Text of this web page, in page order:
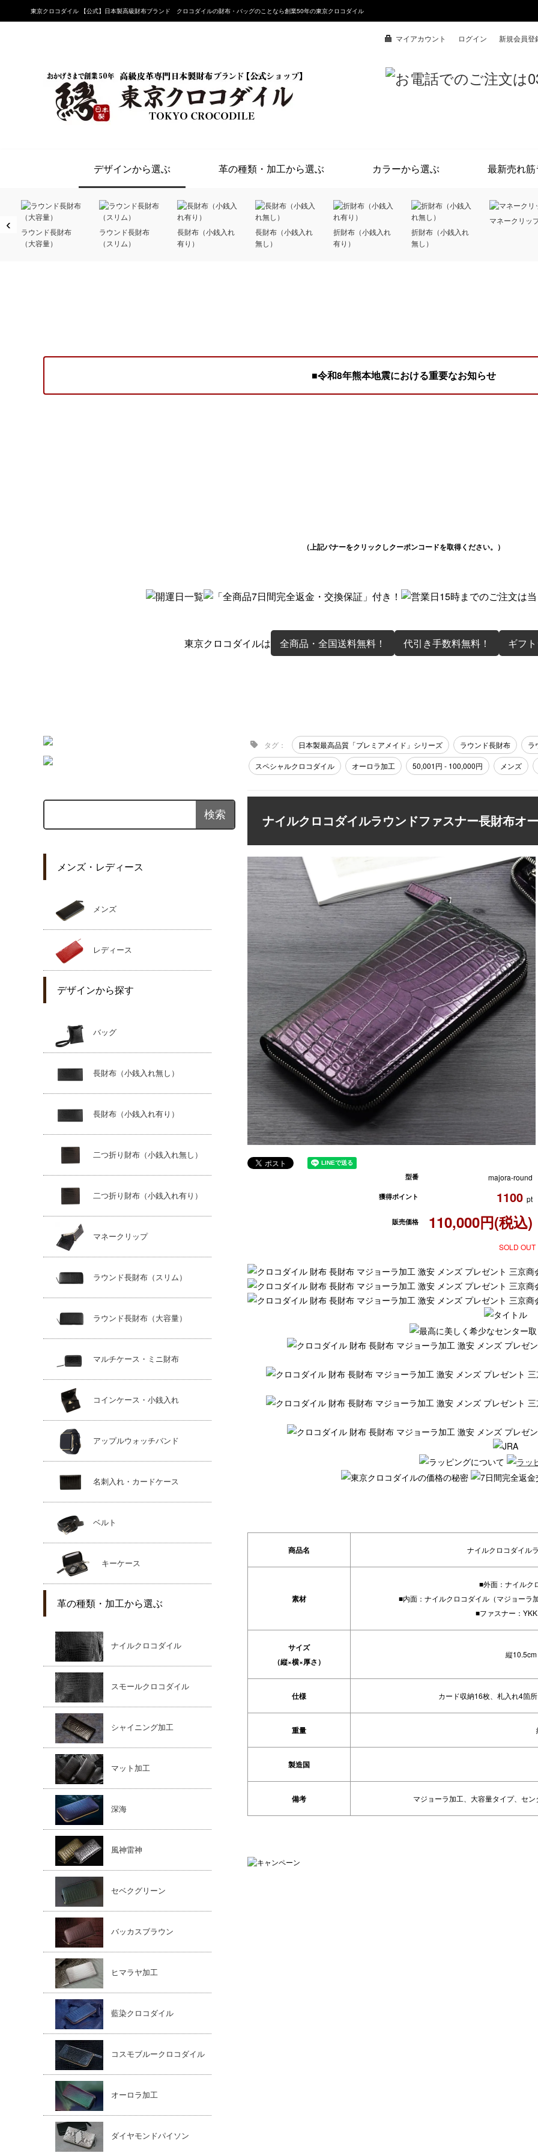
東京クロコダイル 【公式】日本製高級財布ブランド クロコダイルの財布・バッグのことなら創業50年の東京クロコダイル
マイアカウント ログイン 新規会員登
デザインから選ぶ 革の種類・加工から選ぶ カラーから選ぶ 最新売れ
‹
ラウンド長財布
（大容量）
ラウンド長財布
（スリム）
長財布（小銭入れ
有り）
長財布（小銭入れ
無し）
折財布（小銭入れ
有り）
折財布（小銭入れ
無し）
マネークリッ
■令和8年熊本地震における重要なお知らせ
（上記バナーをクリックしクーポンコードを取得ください。）
東京クロコダイルは 全商品・全国送料無料！ 代引き手数料無料！ ギフ
メンズ・レディース
メンズ
レディース
デザインから探す
バッグ
長財布（小銭入れ無し）
長財布（小銭入れ有り）
二つ折り財布（小銭入れ無し）
二つ折り財布（小銭入れ有り）
マネークリップ
ラウンド長財布（スリム）
ラウンド長財布（大容量）
マルチケース・ミニ財布
コインケース・小銭入れ
アップルウォッチバンド
名刺入れ・カードケース
ベルト
キーケース
革の種類・加工から選ぶ
ナイルクロコダイル
スモールクロコダイル
シャイニング加工
マット加工
深海
風神雷神
セベクグリーン
バッカスブラウン
ヒマラヤ加工
藍染クロコダイル
コスモブルークロコダイル
オーロラ加工
ダイヤモンドパイソン
タグ： 日本製最高品質「プレミアメイド」シリーズ ラウンド長財布 ラ
スペシャルクロコダイル オーロラ加工 50,001円 - 100,000円 メンズ
ナイルクロコダイルラウンドファスナー長財布オ
型番 majora-round
獲得ポイント 1100 pt
販売価格 110,000円(税込)
SOLD OUT
商品名 ナイルクロコダイル
素材
■外面：ナイルク
■内面：ナイルクロコダイル（マジョーラ
■ファスナー：
サイズ
（縦×横×厚さ）
縦
仕様 カード収納16枚、札入れ4箇
重量
製造国
備考 マジョーラ加工、大容量タイプ、セ